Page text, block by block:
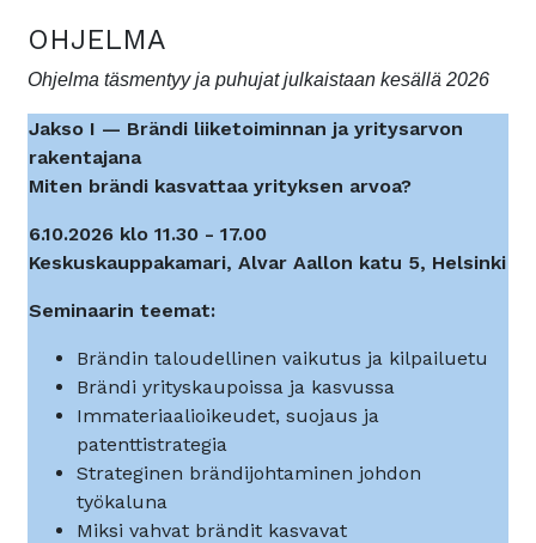
OHJELMA
Ohjelma täsmentyy ja puhujat julkaistaan kesällä 2026
Jakso I — Brändi liiketoiminnan ja yritysarvon
rakentajana
Miten brändi kasvattaa yrityksen arvoa?
6.10.2026 klo 11.30 - 17.00
Keskuskauppakamari, Alvar Aallon katu 5, Helsinki
Seminaarin teemat:
Brändin taloudellinen vaikutus ja kilpailuetu
Brändi yrityskaupoissa ja kasvussa
Immateriaalioikeudet, suojaus ja
patenttistrategia
Strateginen brändijohtaminen johdon
työkaluna
Miksi vahvat brändit kasvavat